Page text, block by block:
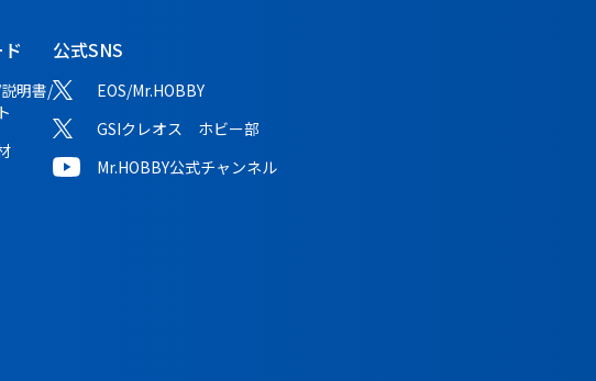
明書/
公式SNS
EOS/Mr.HOBBY
GSIクレオス ホビー部
Mr.HOBBY公式チャンネル